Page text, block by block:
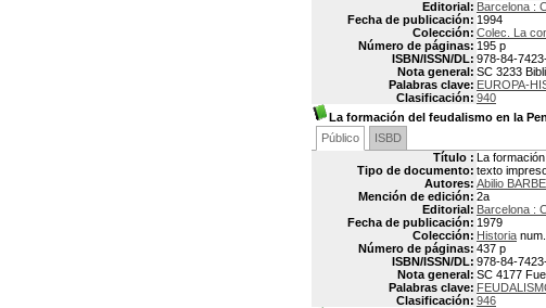
Editorial: Barcelona :
Fecha de publicación: 1994
Colección: Colec. La
Número de páginas: 195 p
ISBN/ISSN/DL: 978-84-
Nota general: SC 3233
Palabras clave: EUROPA-
Clasificación: 940
La formación del feudalismo en la
Público
ISBD
Título : La
Tipo de documento: texto
Autores: Abilio
Mención de edición: 2a
Editorial: Barcelona :
Fecha de publicación: 1979
Colección: Historia
Número de páginas: 437 p
ISBN/ISSN/DL: 978-84-
Nota general: SC 4177
Palabras clave:
Clasificación: 946